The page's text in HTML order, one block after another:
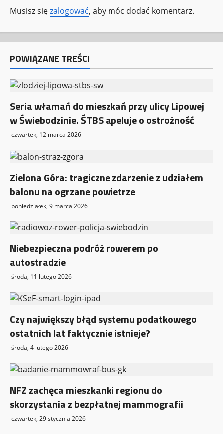
w
p
i
s
y
Musisz sięzalogować, aby móc dodać komentarz.
POWIĄZANE TREŚCI
Seria włamań do mieszkań przy ulicy Lipowej
w Świebodzinie. ŚTBS apeluje o ostrożność
czwartek, 12 marca 2026
Zielona Góra: tragiczne zdarzenie z udziałem
balonu na ogrzane powietrze
poniedziałek, 9 marca 2026
Niebezpieczna podróż rowerem po
autostradzie
środa, 11 lutego 2026
Czy największy błąd systemu podatkowego
ostatnich lat faktycznie istnieje?
środa, 4 lutego 2026
NFZ zachęca mieszkanki regionu do
skorzystania z bezpłatnej mammografii
czwartek, 29 stycznia 2026